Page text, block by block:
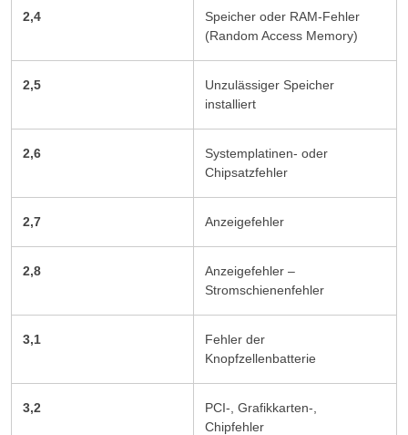
2,4
Speicher oder RAM-Fehler
(Random Access Memory)
2,5
Unzulässiger Speicher
installiert
2,6
Systemplatinen- oder
Chipsatzfehler
2,7 Anzeigefehler
2,8
Anzeigefehler –
Stromschienenfehler
3,1
Fehler der
Knopfzellenbatterie
3,2
PCI-, Grafikkarten-,
Chipfehler